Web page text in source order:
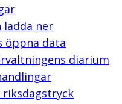
ladda ner
öppna data
diarium